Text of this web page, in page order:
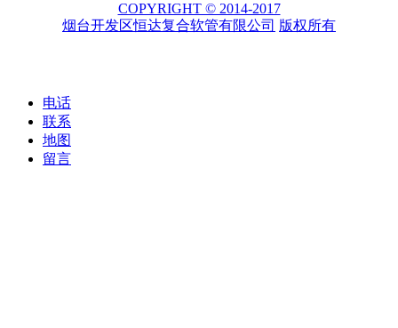
COPYRIGHT © 2014-2017
烟台开发区恒达复合软管有限公司 版权所有
电话
联系
地图
留言